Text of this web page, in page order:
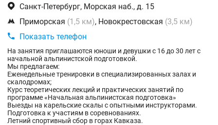
 Санкт-Петербург, Морская наб., д. 15
 Приморская (1,5 км), Новокрестовская (3,5 км)
 Показать телефон
На занятия приглашаются юноши и девушки с 16 до 30 лет с
начальной альпинистской подготовкой.
Мы предлагаем:
Еженедельные тренировки в специализированных залах и
скалодромах;
Курс теоретических лекций и практических занятий по
программе «Начальная альпинистская подготовка»
Выезды на карельские скалы с опытными инструкторами.
Подготовка к участиям в соревнованиях.
Летний спортивный сбор в горах Кавказа.